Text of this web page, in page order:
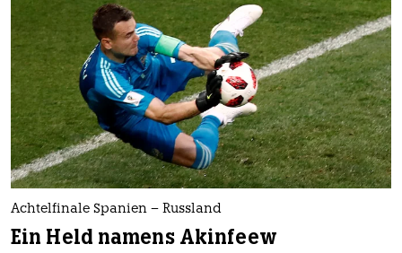
Achtelfinale Spanien – Russland
Ein Held namens Akinfeew